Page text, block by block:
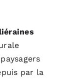
par la